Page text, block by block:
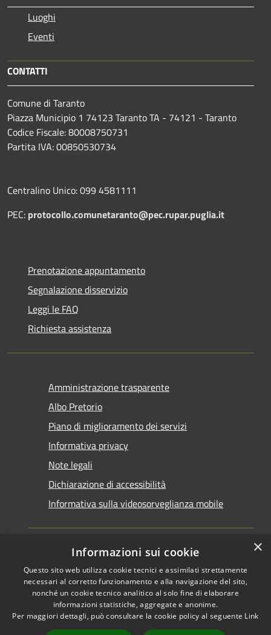
Luoghi
Eventi
CONTATTI
Comune di Taranto
Piazza Municipio 1 74123 Taranto TA - 74121 - Taranto
Codice Fiscale: 80008750731
Partita IVA: 00850530734
Centralino Unico: 099 4581111
PEC: protocollo.comunetaranto@pec.rupar.puglia.it
Prenotazione appuntamento
Segnalazione disservizio
Leggi le FAQ
Richiesta assistenza
Amministrazione trasparente
Albo Pretorio
Piano di miglioramento dei servizi
Informativa privacy
Note legali
Dichiarazione di accessibilità
Informativa sulla videosorveglianza mobile
RSS
Accessibilità
Cookie
Copyright © 2026 • Comune di
Taranto • Powered by
Municipium•Accesso
redazione
×
Informazioni sui cookie
Questo sito web utilizza cookie tecnici e assimilati strettamente
necessari al corretto funzionamento e alla navigazione del sito,
nonché un cookie tecnico analitico al solo fine di elaborare
informazioni statistiche, aggregate e anonime.
Per maggiori dettagli, può consultare la cookie policy al seguente Link